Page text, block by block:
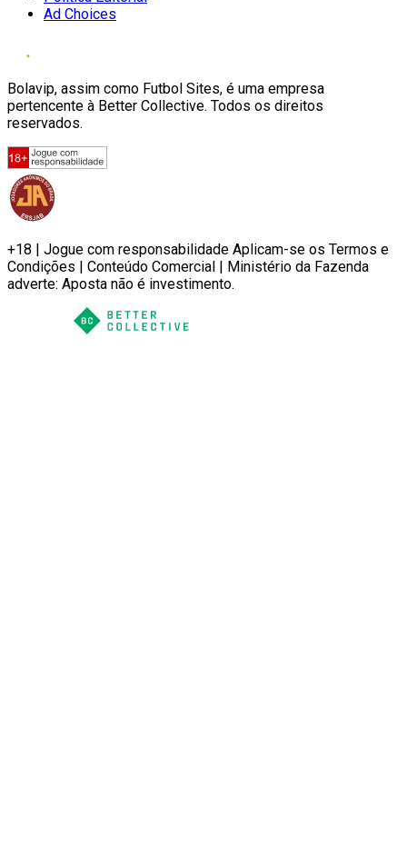
Ad Choices
Bolavip, assim como Futbol Sites, é uma empresa
pertencente à Better Collective. Todos os direitos
reservados.
+18 | Jogue com responsabilidade Aplicam-se os Termos e
Condições | Conteúdo Comercial | Ministério da Fazenda
adverte: Aposta não é investimento.